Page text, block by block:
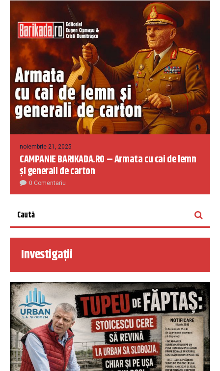
noiembrie 21, 2025
CAMPANIE BARIKADA.RO – Armata cu cai de lemn
și generali de carton
0 Comentariu
Investigații